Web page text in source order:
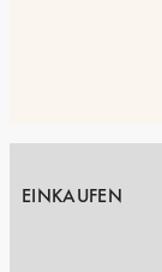
EINKAUFEN